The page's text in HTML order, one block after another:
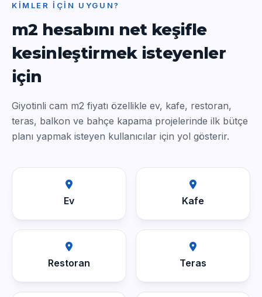
KIMLER İÇIN UYGUN?
m2 hesabını net keşifle
kesinleştirmek isteyenler
için
Giyotinli cam m2 fiyatı özellikle ev, kafe, restoran,
teras, balkon ve bahçe kapama projelerinde ilk bütçe
planı yapmak isteyen kullanıcılar için yol gösterir.
Ev Kafe
Restoran Teras